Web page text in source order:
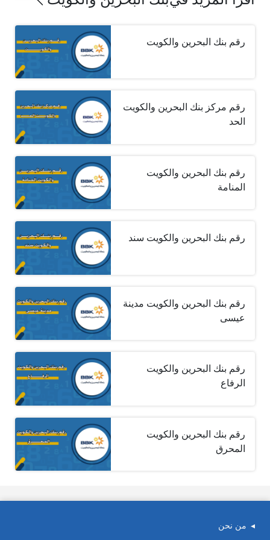
رقم بنك البحرين والكويت
رقم مركز بنك البحرين والكويت
الحد
رقم بنك البحرين والكويت
المنامة
رقم بنك البحرين والكويت سند
رقم بنك البحرين والكويت مدينة
عيسى
رقم بنك البحرين والكويت
الرفاع
رقم بنك البحرين والكويت
المحرق
من نحن